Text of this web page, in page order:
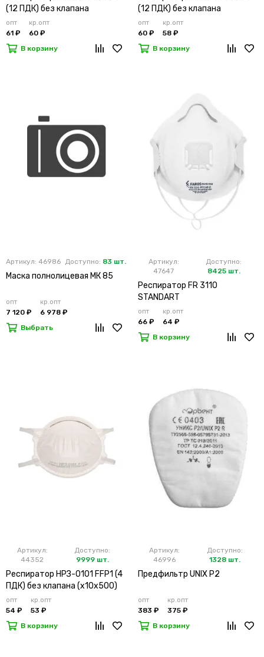
(12 ПДК) без клапана
(х10х500)
опт
61 ₽
кр.опт
60 ₽
В корзину
(12 ПДК) без клапана
(х20х500)
опт
60 ₽
кр.опт
58 ₽
В корзину
Артикул: 46986 Доступно: 83 шт.
Маска полнолицевая МК 85
опт
7 120 ₽
кр.опт
6 978 ₽
Выбрать
Артикул:
47647
Доступно:
8425 шт.
Респиратор FR 3110
STANDART
опт
66 ₽
кр.опт
64 ₽
В корзину
Артикул:
44352
Доступно:
9999 шт.
Респиратор НРЗ-0101 FFP1 (4
ПДК) без клапана (х10х500)
опт
54 ₽
кр.опт
53 ₽
В корзину
Артикул:
46996
Доступно:
1328 шт.
Предфильтр UNIX P2
опт
383 ₽
кр.опт
375 ₽
В корзину